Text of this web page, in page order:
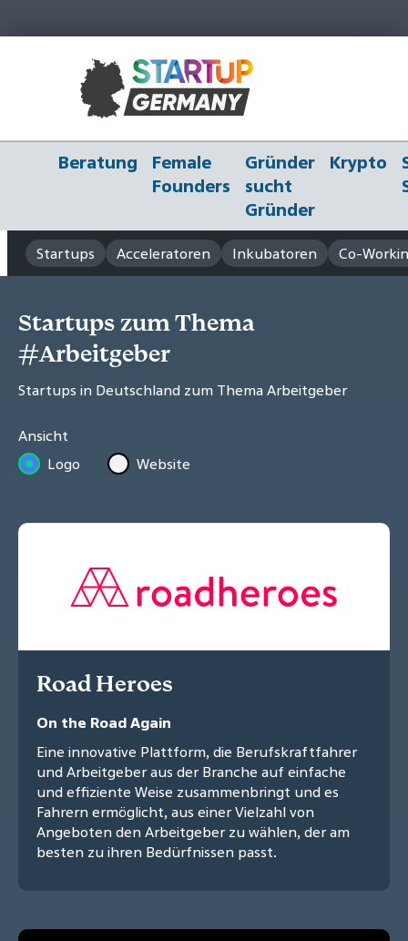
Beratung
Female
Founders
Gründer
sucht
Gründer
Krypto
Startups Acceleratoren Inkubatoren Co-
Startups zum Thema
#Arbeitgeber
Startups in Deutschland zum Thema Arbeitgeber
Ansicht
Logo
Website
Road Heroes
On the Road Again
Eine innovative Plattform, die Berufskraftfahrer
und Arbeitgeber aus der Branche auf einfache
und effiziente Weise zusammenbringt und es
Fahrern ermöglicht, aus einer Vielzahl von
Angeboten den Arbeitgeber zu wählen, der am
besten zu ihren Bedürfnissen passt.